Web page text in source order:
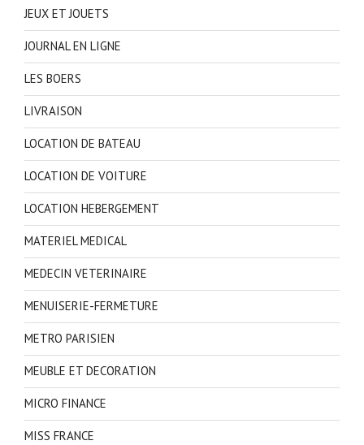
JEUX ET JOUETS
JOURNAL EN LIGNE
LES BOERS
LIVRAISON
LOCATION DE BATEAU
LOCATION DE VOITURE
LOCATION HEBERGEMENT
MATERIEL MEDICAL
MEDECIN VETERINAIRE
MENUISERIE-FERMETURE
METRO PARISIEN
MEUBLE ET DECORATION
MICRO FINANCE
MISS FRANCE